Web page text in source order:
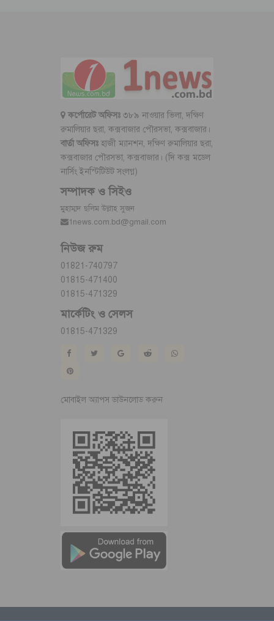
কর্পোরেট অফিসঃ৩৮৯ নাওয়ার ভিলা, দক্ষিণ
রুমালিয়ার ছরা, কক্সবাজার পৌরসভা, কক্সবাজার।
বার্তা অফিসঃ হাজী ম্যানশন, দক্ষিণ রুমালিয়ার ছরা,
কক্সবাজার পৌরসভা, কক্সবাজার। (দি কক্স মডেল
নার্সিং ইনস্টিটিউট সংলগ্ন)
সম্পাদক ও সিইও
মুহাম্মদ ছলিম উল্লাহ সুজন
1news.com.bd@gmail.com
নিউজ রুম
01821-740797
01815-471400
01815-471329
মার্কেটিং ও সেলস
01815-471329
মোবাইল অ্যাপস ডাউনলোড করুন